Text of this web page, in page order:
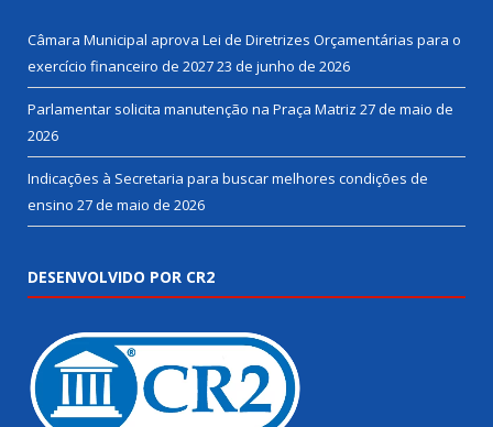
Câmara Municipal aprova Lei de Diretrizes Orçamentárias para o
exercício financeiro de 202723 de junho de 2026
Parlamentar solicita manutenção na Praça Matriz 27 de maio de
2026
Indicações à Secretaria para buscar melhores condições de
ensino 27 de maio de 2026
DESENVOLVIDO POR CR2